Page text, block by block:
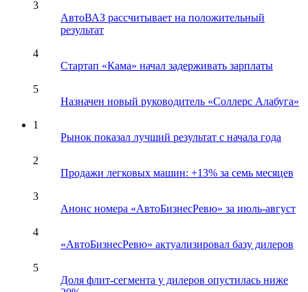
3
АвтоВАЗ рассчитывает на положительный
результат
4
Стартап «Кама» начал задерживать зарплаты
5
Назначен новый руководитель «Соллерс Алабуга»
1
Рынок показал лучший результат с начала года
2
Продажи легковых машин: +13% за семь месяцев
3
Анонс номера «АвтоБизнесРевю» за июль-август
4
«АвтоБизнесРевю» актуализировал базу дилеров
5
Доля флит-сегмента у дилеров опустилась ниже